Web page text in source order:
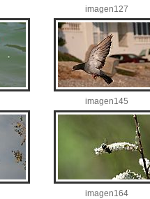
imagen127
imagen145
imagen164